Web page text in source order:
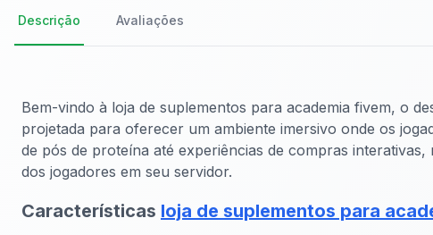
Descrição Avaliações
Bem-vindo à loja de suplementos para academia fivem, o
projetada para oferecer um ambiente imersivo onde os
de pós de proteína até experiências de compras
dos jogadores em seu servidor.
Características loja de suplementos para